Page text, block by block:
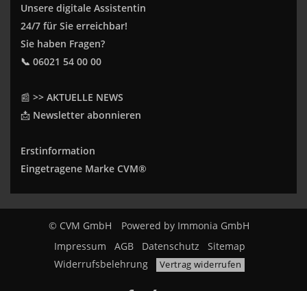
Unsere digitale Assistentin
24/7 für Sie erreichbar!
Sie haben Fragen?
📞 06021 54 00 00
📰 >> AKTUELLE NEWS
📩 Newsletter abonnieren
Erstinformation
Eingetragene Marke CVM®
© CVM GmbH Powered by Immonia GmbH
Impressum
AGB Datenschutz
Sitemap
Widerrufsbelehrung
Vertrag widerrufen